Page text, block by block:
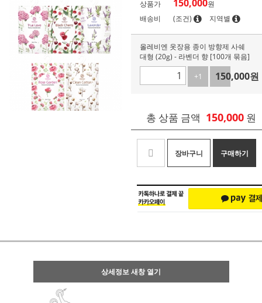
상품가 150,000원
배송비
(조건) 지역별
올레비엔 옷장용 종이 방향제 사쉐
대형 (20g) - 라벤더 향 [100개 묶음]
+1
-1
150,000원
총 상품 금액 150,000 원
장바구니 구매하기
상세정보 새창 열기